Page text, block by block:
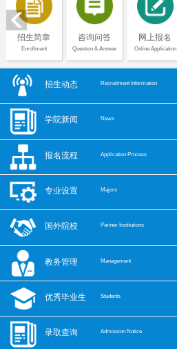
招生简章
Enrollment
咨询问答
Question & Answer
网上报名
Online Application
招生动态 Recruitment Information
学院新闻 News
报名流程 Application Process
专业设置 Majors
国外院校 Partner Institutions
教务管理 Management
优秀毕业生 Students
录取查询 Admission Notice